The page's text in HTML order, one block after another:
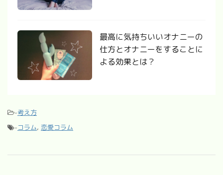
最高に気持ちいいオナニーの
仕方とオナニーをすることに
よる効果とは？
-考え方
-コラム, 恋愛コラム